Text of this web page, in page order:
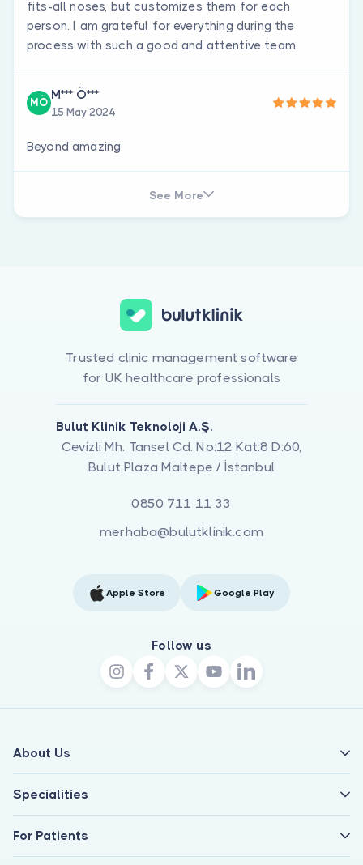
fits-all noses, but customizes them for each
person. I am grateful for everything during the
process with such a good and attentive team.
MÖ
M*** Ö***
15 May 2024
Beyond amazing
See More
Trusted clinic management software
for UK healthcare professionals
Bulut Klinik Teknoloji A.Ş.
Cevizli Mh. Tansel Cd. No:12 Kat:8 D:60,
Bulut Plaza Maltepe / İstanbul
0850 711 11 33
merhaba@bulutklinik.com
Apple Store Google Play
Follow us
About Us
Specialities
For Patients